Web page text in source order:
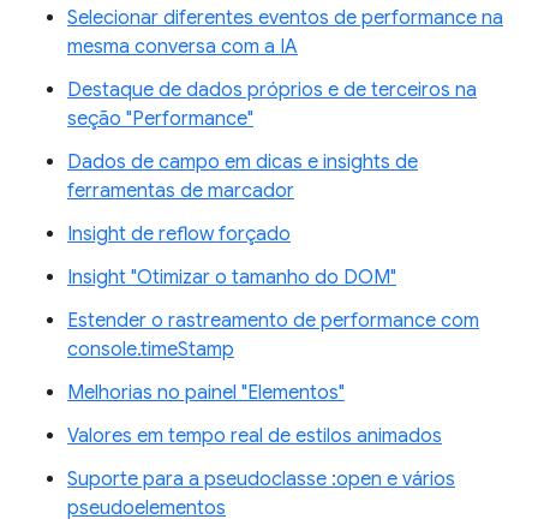
Selecionar diferentes eventos de performance na
mesma conversa com a IA
Destaque de dados próprios e de terceiros na
seção "Performance"
Dados de campo em dicas e insights de
ferramentas de marcador
Insight de reflow forçado
Insight "Otimizar o tamanho do DOM"
Estender o rastreamento de performance com
console.timeStamp
Melhorias no painel "Elementos"
Valores em tempo real de estilos animados
Suporte para a pseudoclasse :open e vários
pseudoelementos